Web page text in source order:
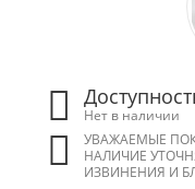
Нет в наличии
УВАЖАЕМЫЕ
НАЛИЧИЕ
ИЗВИНЕНИЯ И